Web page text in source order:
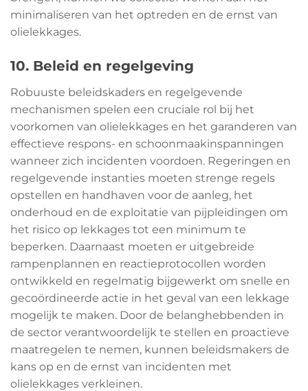
minimaliseren van het optreden en de ernst van
olielekkages.
10. Beleid en regelgeving
Robuuste beleidskaders en regelgevende
mechanismen spelen een cruciale rol bij het
voorkomen van olielekkages en het garanderen van
effectieve respons- en schoonmaakinspanningen
wanneer zich incidenten voordoen. Regeringen en
regelgevende instanties moeten strenge regels
opstellen en handhaven voor de aanleg, het
onderhoud en de exploitatie van pijpleidingen om
het risico op lekkages tot een minimum te
beperken. Daarnaast moeten er uitgebreide
rampenplannen en reactieprotocollen worden
ontwikkeld en regelmatig bijgewerkt om snelle en
gecoördineerde actie in het geval van een lekkage
mogelijk te maken. Door de belanghebbenden in
de sector verantwoordelijk te stellen en proactieve
maatregelen te nemen, kunnen beleidsmakers de
kans op en de ernst van incidenten met
olielekkages verkleinen.